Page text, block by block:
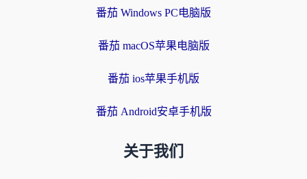
番茄 Windows PC电脑版
番茄 macOS苹果电脑版
番茄 ios苹果手机版
番茄 Android安卓手机版
关于我们